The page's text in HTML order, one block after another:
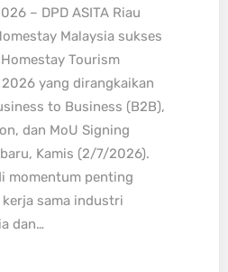
– DPD ASITA Riau
Malaysia sukses
Tourism
2026 yang dirangkaikan
to Business (B2B),
dan MoU Signing
Kamis (2/7/2026).
momentum penting
sama industri
dan…